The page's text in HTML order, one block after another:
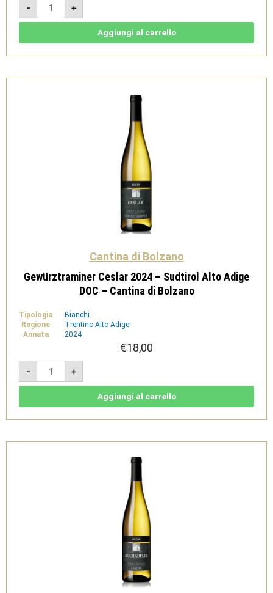
-
rosé
-
Sudtirol
-
Bolzano
+
Aggiungi al carrello
Cantina di Bolzano
Gewürztraminer Ceslar 2024 – Sudtirol Alto Adige
DOC – Cantina di Bolzano
Tipologia
Bianchi
Regione
Trentino Alto Adige
Annata
2024
€18,00
-
Gewürztraminer
Ceslar
2024
-
DOC
di
+
Aggiungi al carrello